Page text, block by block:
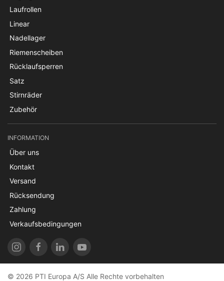
Laufrollen
Linear
Nadellager
Riemenscheiben
Rücklaufsperren
Satz
Stirnräder
Zubehör
INFORMATION
Über uns
Kontakt
Versand
Rücksendung
Zahlung
Verkaufsbedingungen
© 2026 PTI Europa A/S Alle Rechte vorbehalten